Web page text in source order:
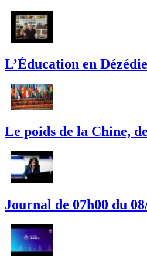
L’Éducation en
Le poids de la Chine,
Journal de 07h00 du